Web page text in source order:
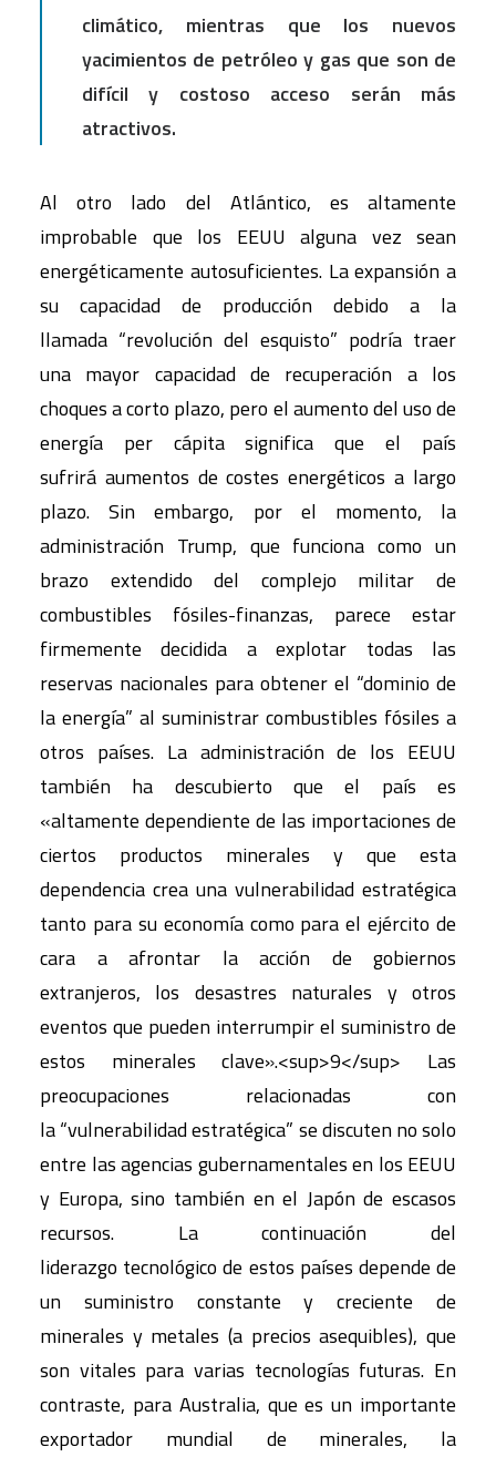
climático, mientras que los nuevos
yacimientos de petróleo y gas que son de
difícil y costoso acceso serán más
atractivos.
Al otro lado del Atlántico, es altamente
improbable que los EEUU alguna vez sean
energéticamente autosuficientes. La expansión a
su capacidad de producción debido a la
llamada “revolución del esquisto” podría traer
una mayor capacidad de recuperación a los
choques a corto plazo, pero el aumento del uso de
energía per cápita significa que el país
sufrirá aumentos de costes energéticos a largo
plazo. Sin embargo, por el momento, la
administración Trump, que funciona como un
brazo extendido del complejo militar de
combustibles fósiles-finanzas, parece estar
firmemente decidida a explotar todas las
reservas nacionales para obtener el “dominio de
la energía” al suministrar combustibles fósiles a
otros países. La administración de los EEUU
también ha descubierto que el país es
«altamente dependiente de las importaciones de
ciertos productos minerales y que esta
dependencia crea una vulnerabilidad estratégica
tanto para su economía como para el ejército de
cara a afrontar la acción de gobiernos
extranjeros, los desastres naturales y otros
eventos que pueden interrumpir el suministro de
estos minerales clave».<sup>9</sup> Las
preocupaciones relacionadas con
la “vulnerabilidad estratégica” se discuten no solo
entre las agencias gubernamentales en los EEUU
y Europa, sino también en el Japón de escasos
recursos. La continuación del
liderazgo tecnológico de estos países depende de
un suministro constante y creciente de
minerales y metales (a precios asequibles), que
son vitales para varias tecnologías futuras. En
contraste, para Australia, que es un importante
exportador mundial de minerales, la